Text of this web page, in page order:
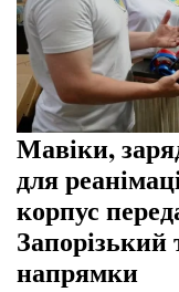
Мавіки,
для
корпус
напрямки